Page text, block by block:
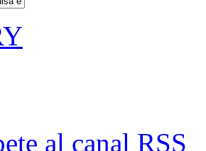
al canal RSS